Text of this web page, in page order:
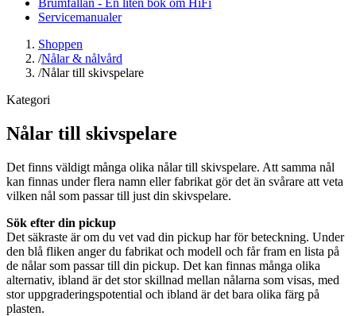
Servicemanualer
Shoppen
/Nålar & nålvård
/Nålar till skivspelare
Kategori
Nålar till skivspelare
Det finns väldigt många olika nålar till skivspelare. Att samma nål
kan finnas under flera namn eller fabrikat gör det än svårare att veta
vilken nål som passar till just din skivspelare.
Sök efter din pickup
Det säkraste är om du vet vad din pickup har för beteckning. Under
den blå fliken anger du fabrikat och modell och får fram en lista på
de nålar som passar till din pickup. Det kan finnas många olika
alternativ, ibland är det stor skillnad mellan nålarna som visas, med
stor uppgraderingspotential och ibland är det bara olika färg på
plasten.